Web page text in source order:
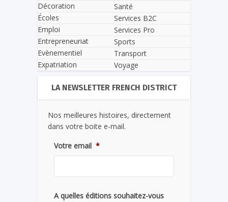
Décoration
Écoles
Emploi
Entrepreneuriat
Evènementiel
Expatriation
Santé
Services B2C
Services Pro
Sports
Transport
Voyage
LA NEWSLETTER FRENCH DISTRICT
Nos meilleures histoires, directement
dans votre boite e-mail.
Votre email *
A quelles éditions souhaitez-vous